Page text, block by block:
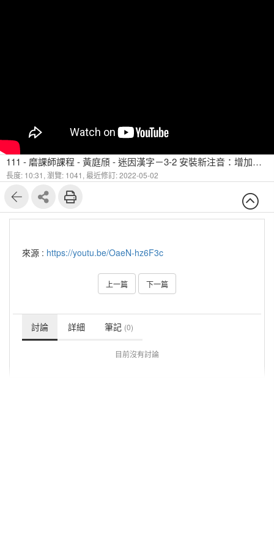
111 - 磨課師課程 - 黃庭頎 - 迷因漢字－3-2 安裝新注音：增加聲符
長度: 10:31, 瀏覽: 1041, 最近修訂: 2022-05-02
來源 : https://youtu.be/OaeN-hz6F3c
上一篇 下一篇
討論 詳細 筆記 (0)
目前沒有討論